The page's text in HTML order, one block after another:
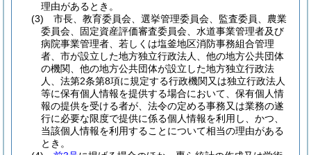
理由があるとき。
(3)
市長、教育委員会、選挙管理委員会、監査委員、農業
委員会、固定資産評価審査委員会、水道事業管理者及び
病院事業管理者、若しくは塩釜地区消防事務組合管理
者、市が設立した地方独立行政法人、他の地方公共団体
の機関、他の地方公共団体が設立した地方独立行政法
人、法第2条第8項に規定する行政機関又は独立行政法人
等に保有個人情報を提供する場合において、保有個人情
報の提供を受ける者が、法令の定める事務又は業務の遂
行に必要な限度で提供に係る個人情報を利用し、かつ、
当該個人情報を利用することについて相当の理由がある
とき。